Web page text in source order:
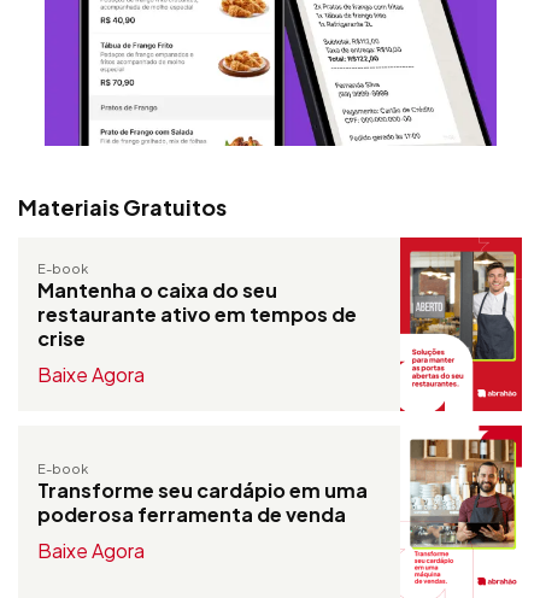
Materiais Gratuitos
E-book
Mantenha o caixa do seu
restaurante ativo em tempos de
crise
Baixe Agora
E-book
Transforme seu cardápio em uma
poderosa ferramenta de venda
Baixe Agora